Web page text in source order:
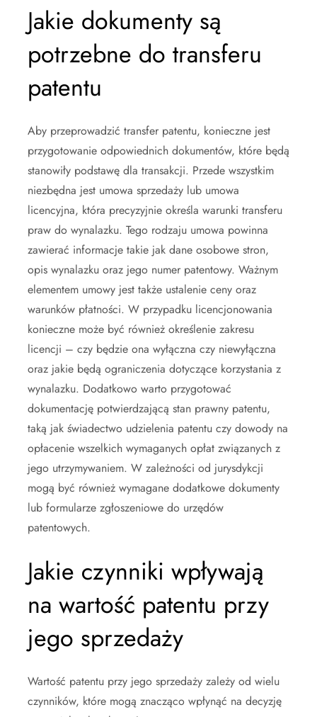
Jakie dokumenty są
potrzebne do transferu
patentu
Aby przeprowadzić transfer patentu, konieczne jest
przygotowanie odpowiednich dokumentów, które będą
stanowiły podstawę dla transakcji. Przede wszystkim
niezbędna jest umowa sprzedaży lub umowa
licencyjna, która precyzyjnie określa warunki transferu
praw do wynalazku. Tego rodzaju umowa powinna
zawierać informacje takie jak dane osobowe stron,
opis wynalazku oraz jego numer patentowy. Ważnym
elementem umowy jest także ustalenie ceny oraz
warunków płatności. W przypadku licencjonowania
konieczne może być również określenie zakresu
licencji – czy będzie ona wyłączna czy niewyłączna
oraz jakie będą ograniczenia dotyczące korzystania z
wynalazku. Dodatkowo warto przygotować
dokumentację potwierdzającą stan prawny patentu,
taką jak świadectwo udzielenia patentu czy dowody na
opłacenie wszelkich wymaganych opłat związanych z
jego utrzymywaniem. W zależności od jurysdykcji
mogą być również wymagane dodatkowe dokumenty
lub formularze zgłoszeniowe do urzędów
patentowych.
Jakie czynniki wpływają
na wartość patentu przy
jego sprzedaży
Wartość patentu przy jego sprzedaży zależy od wielu
czynników, które mogą znacząco wpłynąć na decyzję